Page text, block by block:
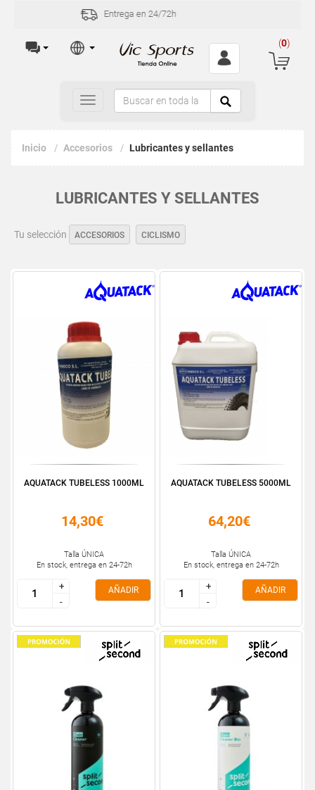
Incidencias y devoluciones en 30 días
(0)
Toggle
navigation
Inicio Accesorios Lubricantes y sellantes
LUBRICANTES Y SELLANTES
Tu selección ACCESORIOS CICLISMO
AQUATACK TUBELESS 1000ML
14,30€
Talla ÚNICA
En stock, entrega en 24-72h
+
-
+
-
AÑADIR
AQUATACK TUBELESS 5000ML
64,20€
Talla ÚNICA
En stock, entrega en 24-72h
+
-
+
-
AÑADIR